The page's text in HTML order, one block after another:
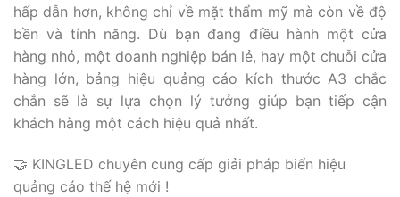
hấp dẫn hơn, không chỉ về mặt thẩm mỹ mà còn về độ
bền và tính năng. Dù bạn đang điều hành một cửa
hàng nhỏ, một doanh nghiệp bán lẻ, hay một chuỗi cửa
hàng lớn, bảng hiệu quảng cáo kích thước A3 chắc
chắn sẽ là sự lựa chọn lý tưởng giúp bạn tiếp cận
khách hàng một cách hiệu quả nhất.
🤝 KINGLED chuyên cung cấp giải pháp biển hiệu
quảng cáo thế hệ mới !